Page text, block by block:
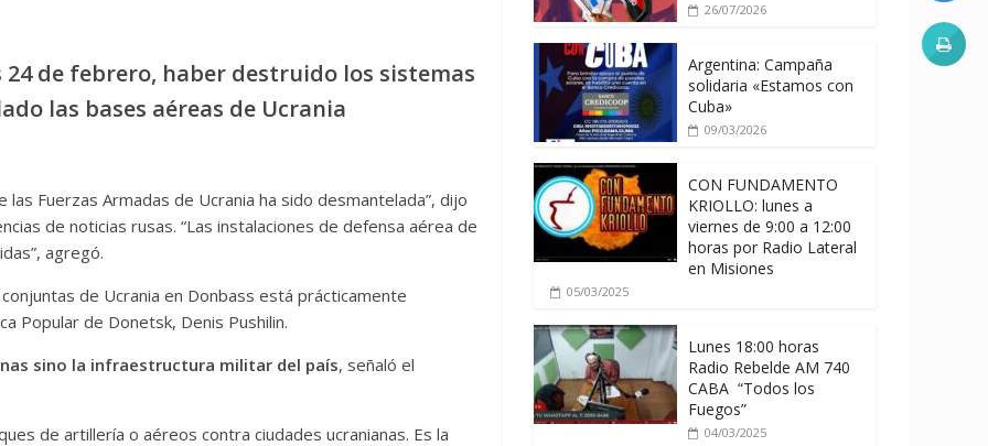
de febrero, haber destruido los sistemas
las bases aéreas de Ucrania
Fuerzas Armadas de Ucrania ha sido desmantelada”, dijo
de noticias rusas. “Las instalaciones de defensa aérea de
agregó.
de Ucrania en Donbass está prácticamente
Popular de Donetsk, Denis Pushilin.
sino la infraestructura militar del país, señaló el
de artillería o aéreos contra ciudades ucranianas. Es la
26/07/2026
Argentina: Campaña
solidaria «Estamos con
Cuba»
09/03/2026
CON FUNDAMENTO
KRIOLLO: lunes a
viernes de 9:00 a 12:00
horas por Radio Lateral
en Misiones
05/03/2025
Lunes 18:00 horas
Radio Rebelde AM 740
CABA “Todos los
Fuegos”
04/03/2025